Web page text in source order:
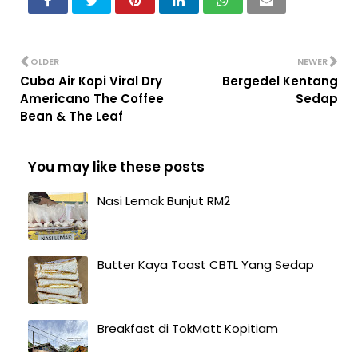
NEWER
Bergedel Kentang
Sedap
OLDER
Cuba Air Kopi Viral Dry
Americano The Coffee
Bean & The Leaf
You may like these posts
Nasi Lemak Bunjut RM2
Butter Kaya Toast CBTL Yang Sedap
Breakfast di TokMatt Kopitiam